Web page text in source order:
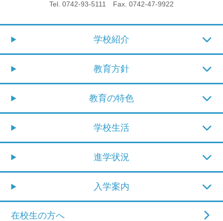
Tel. 0742-93-5111 Fax. 0742-47-9922
学校紹介
教育方針
教育の特色
学校生活
進学状況
入学案内
在校生の方へ